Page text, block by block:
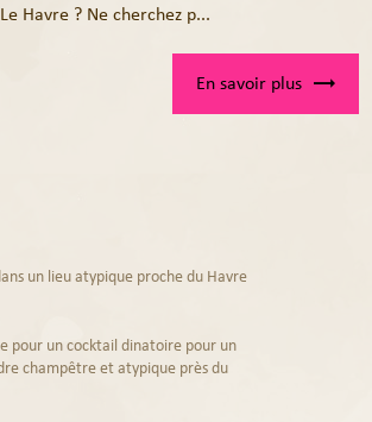
Havre ? Ne cherchez p...
En savoir plus
un lieu atypique proche du Havre
pour un cocktail dinatoire pour un
champêtre et atypique près du